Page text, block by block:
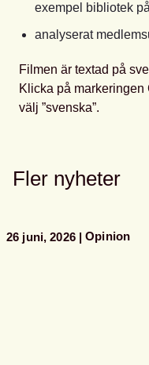
exempel bibliotek
analyserat
Filmen är textad på
Klicka på
välj ”svenska”.
Fler nyheter
26 juni, 2026 Opinion